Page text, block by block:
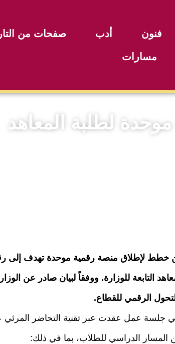
فنون أدب صفحات من
مسارات
لطلبة المعاهد
لإطلاق منصة رقمية موحدة تهدف إلى
التابعة للوزارة. ووفقاً لبيان صادر عن
الرقمي للقطاع.
جلسة عمل عقدت عبر تقنية التحاضر المرئي
المسار الدراسي للطلاب، بما في ذلك: